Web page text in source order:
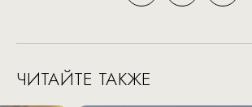
ЧИТАЙТЕ ТАКЖЕ